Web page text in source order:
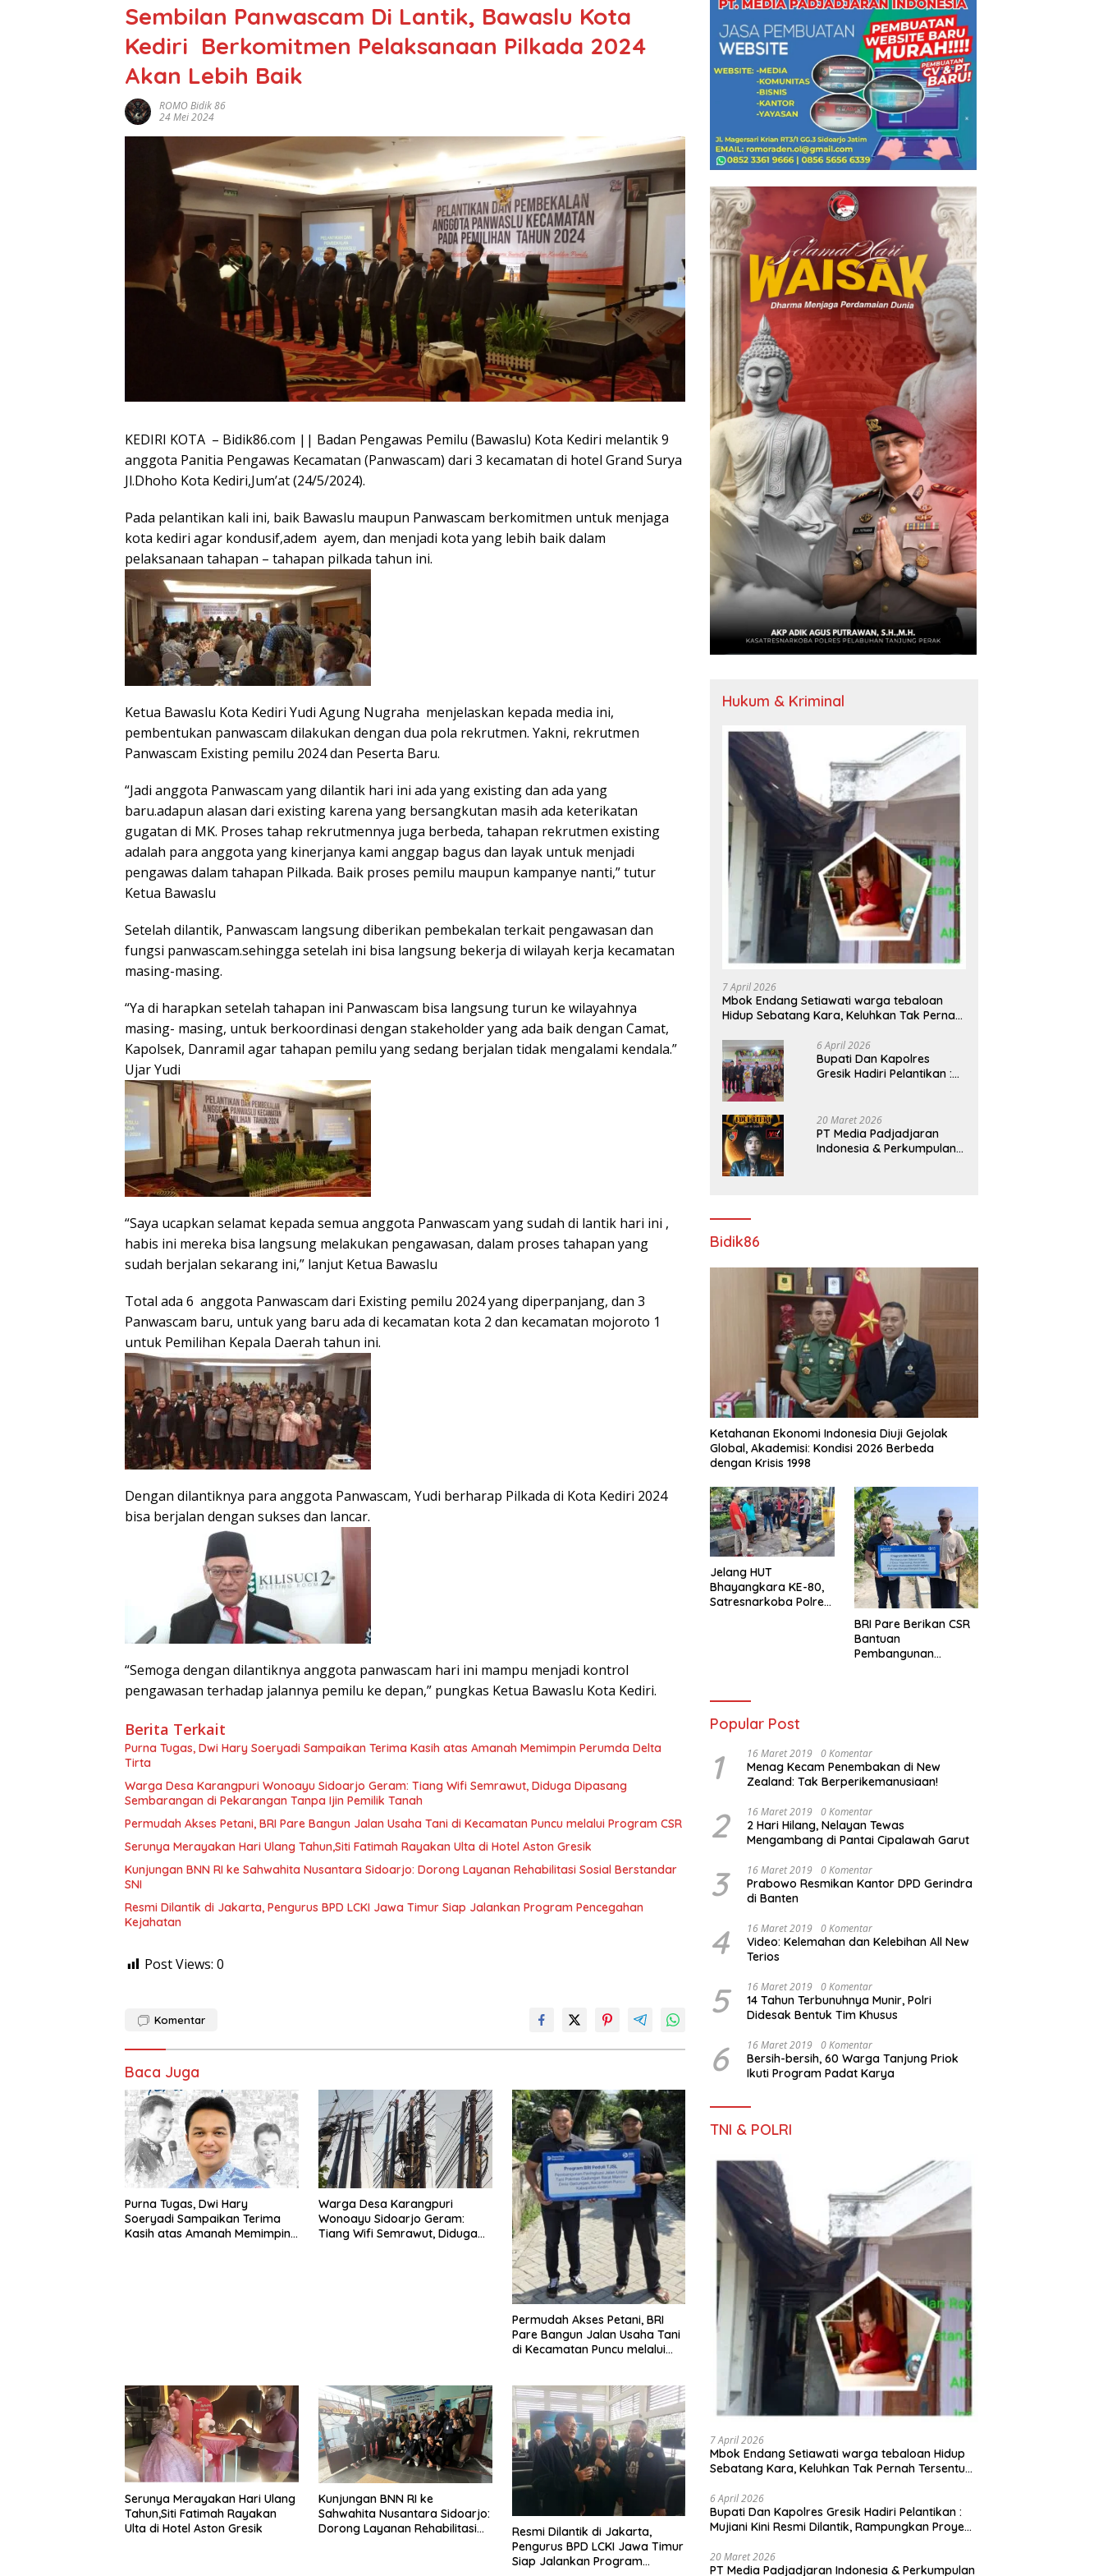
Sembilan Panwascam Di Lantik, Bawaslu Kota
Kediri Berkomitmen Pelaksanaan Pilkada 2024
Akan Lebih Baik
ROMO Bidik 86
24 Mei 2024
KEDIRI KOTA – Bidik86.com || Badan Pengawas Pemilu (Bawaslu) Kota Kediri melantik 9
anggota Panitia Pengawas Kecamatan (Panwascam) dari 3 kecamatan di hotel Grand Surya
Jl.Dhoho Kota Kediri,Jum’at (24/5/2024).
Pada pelantikan kali ini, baik Bawaslu maupun Panwascam berkomitmen untuk menjaga
kota kediri agar kondusif,adem ayem, dan menjadi kota yang lebih baik dalam
pelaksanaan tahapan – tahapan pilkada tahun ini.
Ketua Bawaslu Kota Kediri Yudi Agung Nugraha menjelaskan kepada media ini,
pembentukan panwascam dilakukan dengan dua pola rekrutmen. Yakni, rekrutmen
Panwascam Existing pemilu 2024 dan Peserta Baru.
“Jadi anggota Panwascam yang dilantik hari ini ada yang existing dan ada yang
baru.adapun alasan dari existing karena yang bersangkutan masih ada keterikatan
gugatan di MK. Proses tahap rekrutmennya juga berbeda, tahapan rekrutmen existing
adalah para anggota yang kinerjanya kami anggap bagus dan layak untuk menjadi
pengawas dalam tahapan Pilkada. Baik proses pemilu maupun kampanye nanti,” tutur
Ketua Bawaslu
Setelah dilantik, Panwascam langsung diberikan pembekalan terkait pengawasan dan
fungsi panwascam.sehingga setelah ini bisa langsung bekerja di wilayah kerja kecamatan
masing-masing.
“Ya di harapkan setelah tahapan ini Panwascam bisa langsung turun ke wilayahnya
masing- masing, untuk berkoordinasi dengan stakeholder yang ada baik dengan Camat,
Kapolsek, Danramil agar tahapan pemilu yang sedang berjalan tidak mengalami kendala.”
Ujar Yudi
“Saya ucapkan selamat kepada semua anggota Panwascam yang sudah di lantik hari ini ,
habis ini mereka bisa langsung melakukan pengawasan, dalam proses tahapan yang
sudah berjalan sekarang ini,” lanjut Ketua Bawaslu
Total ada 6 anggota Panwascam dari Existing pemilu 2024 yang diperpanjang, dan 3
Panwascam baru, untuk yang baru ada di kecamatan kota 2 dan kecamatan mojoroto 1
untuk Pemilihan Kepala Daerah tahun ini.
Dengan dilantiknya para anggota Panwascam, Yudi berharap Pilkada di Kota Kediri 2024
bisa berjalan dengan sukses dan lancar.
“Semoga dengan dilantiknya anggota panwascam hari ini mampu menjadi kontrol
pengawasan terhadap jalannya pemilu ke depan,” pungkas Ketua Bawaslu Kota Kediri.
Berita Terkait
Purna Tugas, Dwi Hary Soeryadi Sampaikan Terima Kasih atas Amanah Memimpin Perumda Delta
Warga Desa Karangpuri Wonoayu Sidoarjo Geram: Tiang Wifi Semrawut, Diduga Dipasang
Sembarangan di Pekarangan Tanpa Ijin Pemilik Tanah
Permudah Akses Petani, BRI Pare Bangun Jalan Usaha Tani di Kecamatan Puncu melalui Program CSR
Serunya Merayakan Hari Ulang Tahun,Siti Fatimah Rayakan Ulta di Hotel Aston Gresik
Kunjungan BNN RI ke Sahwahita Nusantara Sidoarjo: Dorong Layanan Rehabilitasi Sosial Berstandar
SNI
Resmi Dilantik di Jakarta, Pengurus BPD LCKI Jawa Timur Siap Jalankan Program Pencegahan
Kejahatan
Post Views: 0
Komentar
Baca Juga
Purna Tugas, Dwi Hary
Soeryadi Sampaikan Terima
Kasih atas Amanah Memimpin
Warga Desa Karangpuri
Wonoayu Sidoarjo Geram:
Tiang Wifi Semrawut, Diduga
Permudah Akses Petani, BRI
Pare Bangun Jalan Usaha Tani
di Kecamatan Puncu melalui
Serunya Merayakan Hari Ulang
Tahun,Siti Fatimah Rayakan
Ulta di Hotel Aston Gresik
Kunjungan BNN RI ke
Sahwahita Nusantara Sidoarjo:
Dorong Layanan Rehabilitasi
Resmi Dilantik di Jakarta,
Pengurus BPD LCKI Jawa Timur
Siap Jalankan Program
Hukum & Kriminal
7 April 2026
Mbok Endang Setiawati warga tebaloan
Hidup Sebatang Kara, Keluhkan Tak Pernah
gresik
6 April 2026
​Bupati Dan Kapolres
Gresik Hadiri Pelantikan :
Pelebaran Jalan!
20 Maret 2026
PT Media Padjadjaran
Indonesia & Perkumpulan
Bidik86
Ketahanan Ekonomi Indonesia Diuji Gejolak
Global, Akademisi: Kondisi 2026 Berbeda
dengan Krisis 1998
Jelang HUT
Bhayangkara KE-80,
Satresnarkoba Polres
BRI Pare Berikan CSR
Bantuan
Pembangunan
Popular Post
1 16 Maret 2019 0 Komentar
Menag Kecam Penembakan di New
Zealand: Tak Berperikemanusiaan!
2 16 Maret 2019 0 Komentar
2 Hari Hilang, Nelayan Tewas
Mengambang di Pantai Cipalawah Garut
3 16 Maret 2019 0 Komentar
Prabowo Resmikan Kantor DPD Gerindra
di Banten
4 16 Maret 2019 0 Komentar
Video: Kelemahan dan Kelebihan All New
Terios
5 16 Maret 2019 0 Komentar
14 Tahun Terbunuhnya Munir, Polri
Didesak Bentuk Tim Khusus
6 16 Maret 2019 0 Komentar
Bersih-bersih, 60 Warga Tanjung Priok
Ikuti Program Padat Karya
TNI & POLRI
7 April 2026
Mbok Endang Setiawati warga tebaloan Hidup
Sebatang Kara, Keluhkan Tak Pernah Tersentuh
6 April 2026
​Bupati Dan Kapolres Gresik Hadiri Pelantikan :
Mujiani Kini Resmi Dilantik, Rampungkan Proyek
20 Maret 2026
PT Media Padjadjaran Indonesia & Perkumpulan